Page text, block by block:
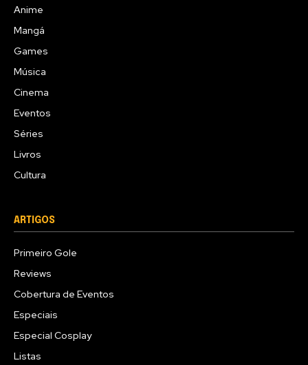
Anime
Mangá
Games
Música
Cinema
Eventos
Séries
Livros
Cultura
ARTIGOS
Primeiro Gole
Reviews
Cobertura de Eventos
Especiais
Especial Cosplay
Listas